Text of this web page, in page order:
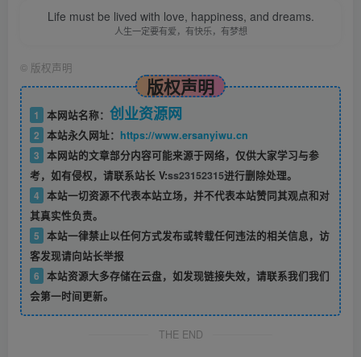
Life must be lived with love, happiness, and dreams.
人生一定要有爱，有快乐，有梦想
© 版权声明
版权声明
1 本网站名称： 创业资源网
2 本站永久网址： https://www.ersanyiwu.cn
3 本网站的文章部分内容可能来源于网络，仅供大家学习与参
考，如有侵权，请联系站长 V:ss23152315进行删除处理。
4 本站一切资源不代表本站立场，并不代表本站赞同其观点和对
其真实性负责。
5 本站一律禁止以任何方式发布或转载任何违法的相关信息，访
客发现请向站长举报
6 本站资源大多存储在云盘，如发现链接失效，请联系我们我们
会第一时间更新。
THE END